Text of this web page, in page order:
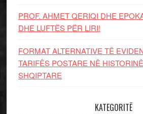
PROF. AHMET QERIQI DHE
DHE LUFTЁS PЁR LIRI!
FORMAT ALTERNATIVE TË
TARIFËS POSTARE NË
SHQIPTARE
KATEGORITË